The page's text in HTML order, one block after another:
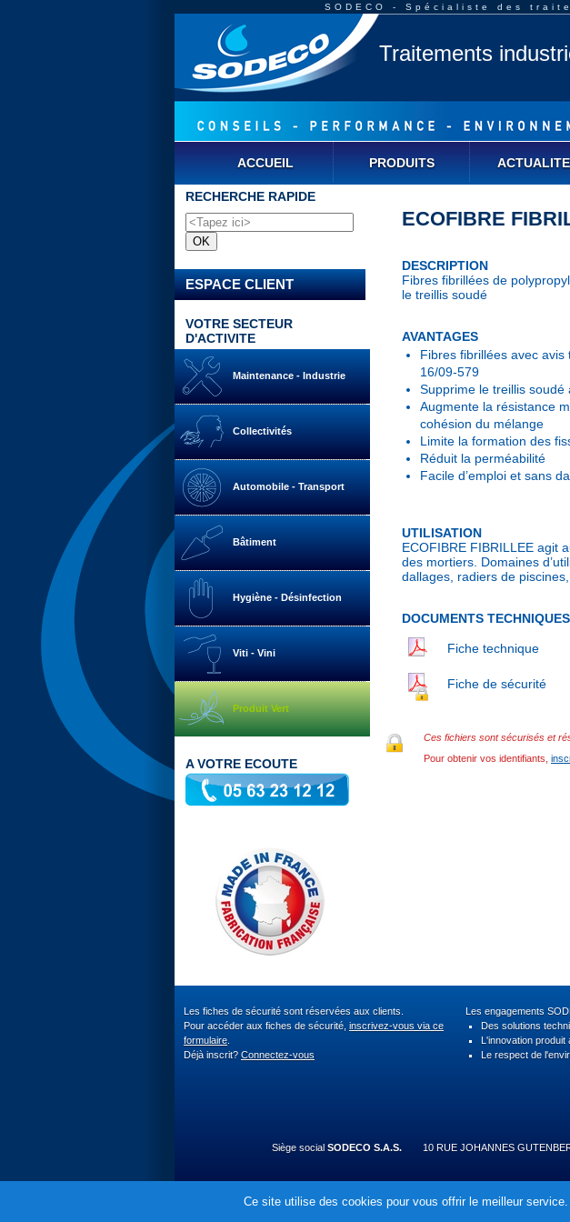
SODECO - Spécialiste des
Traitements
ACCUEIL PRODUITS
RECHERCHE RAPIDE
ESPACE CLIENT
VOTRE SECTEUR
D'ACTIVITE
Maintenance - Industrie
Collectivités
Automobile - Transport
Bâtiment
Hygiène - Désinfection
Viti - Vini
Produit Vert
A VOTRE ECOUTE
ECOFIBRE
DESCRIPTION
Fibres fibrillées de
le treillis soudé
AVANTAGES
Fibres fibrillées avec avis
16/09-579
Supprime le treillis soudé
Augmente la résistance
cohésion du mélange
Limite la formation des
Réduit la perméabilité
Facile d’emploi et sans
UTILISATION
ECOFIBRE FIBRILLEE agit
des mortiers. Domaines
dallages, radiers de
DOCUMENTS TECHNIQUES
Fiche technique
Fiche de sécurité
Ces fichiers sont sécurisés et
Pour obtenir vos identifiants,
Les fiches de sécurité sont réservées aux clients.
Pour accéder aux fiches de sécurité, inscrivez-vous via ce
formulaire
Déjà inscrit? Connectez-vous
Les engagements
Des solutions
L'innovation produit
Le respect de
Siège social SODECO S.A.S. 10 RUE JOHANNES
Ce site utilise des cookies pour vous offrir le meilleur